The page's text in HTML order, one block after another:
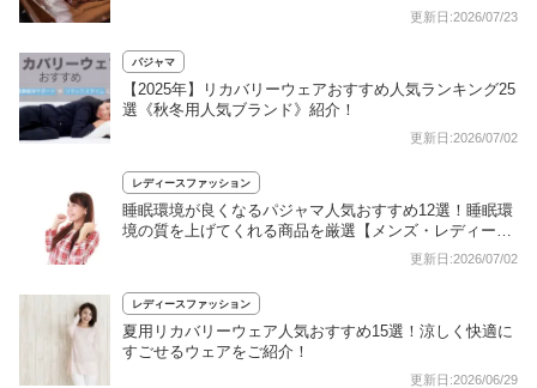
更新日:2026/07/23
パジャマ
【2025年】リカバリーウェアおすすめ人気ランキング25
選《秋冬用人気ブランド》紹介！
更新日:2026/07/02
レディースファッション
睡眠環境が良くなるパジャマ人気おすすめ12選！睡眠環
境の質を上げてくれる商品を厳選【メンズ・レディー
更新日:2026/07/02
レディースファッション
夏用リカバリーウェア人気おすすめ15選！涼しく快適に
すごせるウェアをご紹介！
更新日:2026/06/29